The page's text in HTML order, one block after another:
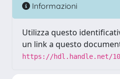
Informazioni
Utilizza questo
un link a questo
https://hdl.handle.net/